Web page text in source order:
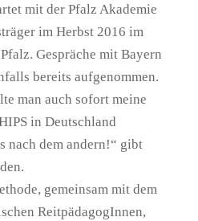
mit der Pfalz Akademie
im Herbst 2016 im
Gespräche mit Bayern
bereits aufgenommen.
man auch sofort meine
in Deutschland
nach dem andern!“ gibt
gemeinsam mit dem
ReitpädagogInnen,